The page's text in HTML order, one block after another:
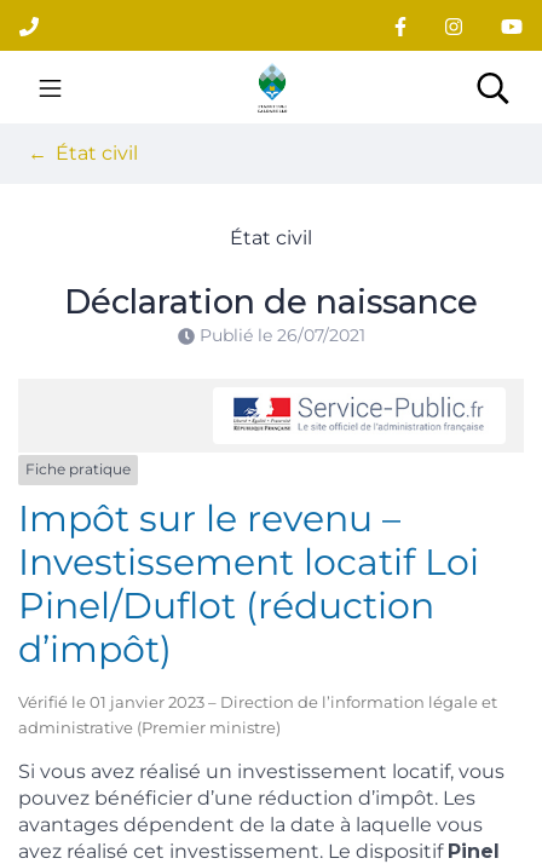
Aller
au
contenu
Site officiel du village
État civil
État civil
Déclaration de naissance
Publié le 26/07/2021
Fiche pratique
Impôt sur le revenu –
Investissement locatif Loi
Pinel/Duflot (réduction
d’impôt)
Vérifié le 01 janvier 2023 – Direction de l’information légale et
administrative (Premier ministre)
Si vous avez réalisé un investissement locatif, vous
pouvez bénéficier d’une réduction d’impôt. Les
avantages dépendent de la date à laquelle vous
avez réalisé cet investissement. Le dispositif Pinel